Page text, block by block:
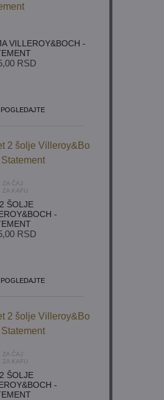
VILLEROY&BOCH -
RSD
POGLEDAJTE
ZA ČAJ
ZA KAFU
ŠOLJE
-
RSD
POGLEDAJTE
ZA ČAJ
ZA KAFU
ŠOLJE
-